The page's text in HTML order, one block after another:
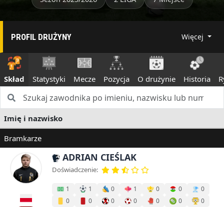
PROFIL DRUŻYNY Więcej
Skład Statystyki Mecze Pozycja O drużynie Historia
Imię i nazwisko
Bramkarze
ADRIAN CIEŚLAK
Doświadczenie:
1 1 0 1 0 0
0
0
0 0 0 0 0
0